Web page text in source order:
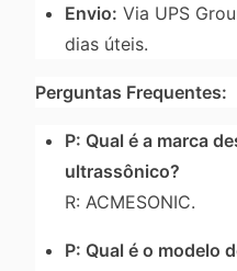
Envio: Via UPS
dias úteis.
Perguntas Frequentes:
P: Qual é a marca
ultrassônico?
R: ACMESONIC.
P: Qual é o modelo